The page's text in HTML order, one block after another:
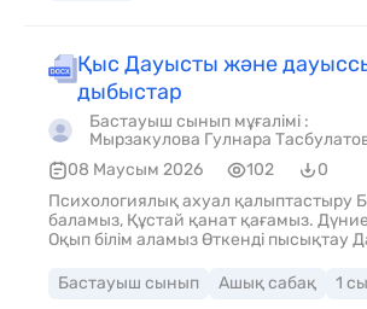
Қыс Дауысты және
дыбыстар
Бастауыш сынып мұғалімі :
Мырзакулова Гулнара
08 Маусым 2026
102
0
Психологиялық ахуал қалыптастыру
баламыз, Құстай қанат қағамыз.
Оқып білім аламыз Өткенді пысықтау Дауысты және
о, ө, ұ, ү, ы, і, и, (у). Дауыссыз дыбыстар:
й, к, қ, л,м, н, ң, п, р, с, т, ф, х, һ, ц, ч, ш, щ.
Бастауыш сынып Ашық сабақ 1